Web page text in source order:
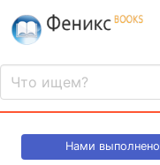
Нами выполнено